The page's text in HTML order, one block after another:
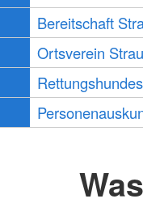
Bereitschaft
Ortsverein